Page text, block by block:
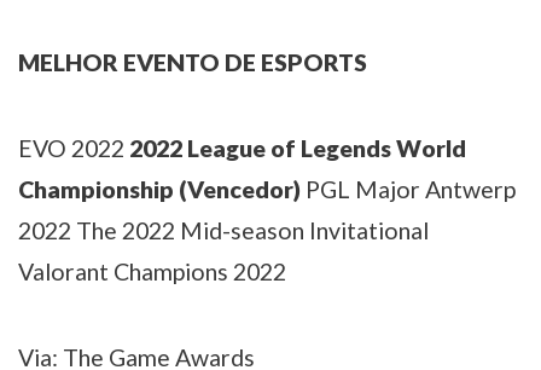
MELHOR EVENTO DE ESPORTS
EVO 2022 2022 League of Legends World
Championship (Vencedor) PGL Major Antwerp
2022 The 2022 Mid-season Invitational
Valorant Champions 2022
Via: The Game Awards